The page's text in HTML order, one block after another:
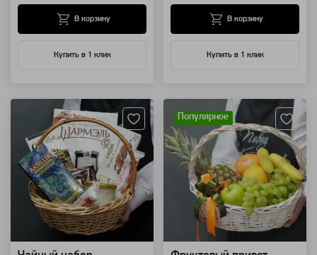
Купить в 1 клик
В корзину
Купить в 1 клик
В корзину
Популярное